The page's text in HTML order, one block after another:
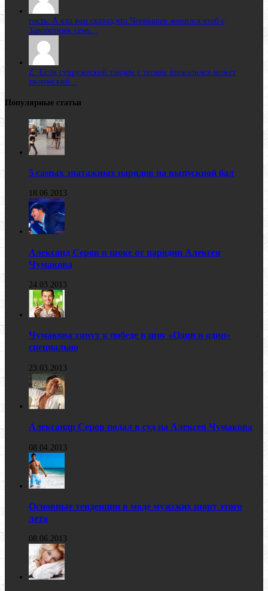
гость: А кто вам сказал,что Чернышев женился чтоб с
Заворотнюк семь...
Z: Если супружеский тандем с теском провалился,может
творческий...
Популярные статьи
5 самых эпатажных нарядов на выпускной бал
18.06.2013
Александ Серов в шоке от пародии Алексея
Чумакова
24.03.2013
Чумакова тянут к победе в шоу «Один в один»
специально
23.03.2013
Александр Серов подал в суд на Алексея Чумакова
08.04.2013
Основные тенденции в моде мужских шорт этого
лета
08.06.2013